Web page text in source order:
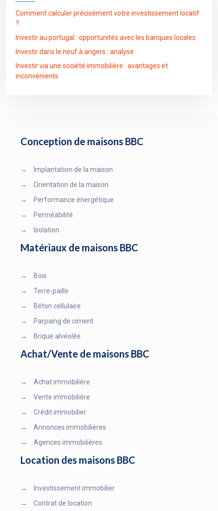
Comment calculer précisément votre investissement locatif
?
Investir au portugal : opportunités avec les banques locales
Investir dans le neuf à angers : analyse
Investir via une société immobilière : avantages et
inconvénients
Conception de maisons BBC
→
Implantation de la maison
→
Orientation de la maison
→
Performance énergétique
→
Perméabilité
→
Isolation
Matériaux de maisons BBC
→
Bois
→
Terre-paille
→
Béton cellulaire
→
Parpaing de ciment
→
Brique alvéolée
Achat/Vente de maisons BBC
→
Achat immobilière
→
Vente immobilière
→
Crédit immobilier
→
Annonces immobilières
→
Agences immobilières
Location des maisons BBC
→
Investissement immobilier
→
Contrat de location